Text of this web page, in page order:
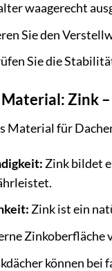
waagerecht
Sie den
Sie die
Material: Zink
Material für
Zink bildet
Zink ist ein
Zinkoberfläche
können bei